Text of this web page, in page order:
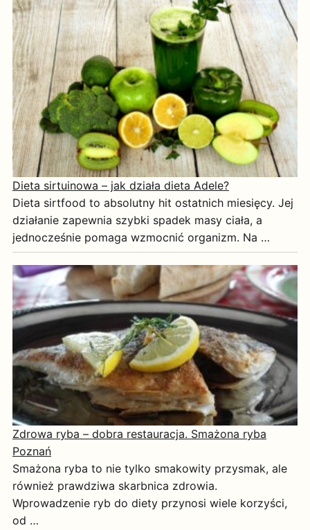
Dieta sirtuinowa – jak działa dieta Adele?
Dieta sirtfood to absolutny hit ostatnich miesięcy. Jej
działanie zapewnia szybki spadek masy ciała, a
jednocześnie pomaga wzmocnić organizm. Na …
Zdrowa ryba – dobra restauracja. Smażona ryba
Poznań
Smażona ryba to nie tylko smakowity przysmak, ale
również prawdziwa skarbnica zdrowia.
Wprowadzenie ryb do diety przynosi wiele korzyści,
od …